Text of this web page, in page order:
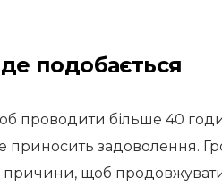
подобається
проводити більше 40
приносить задоволення.
щоб продовжувати